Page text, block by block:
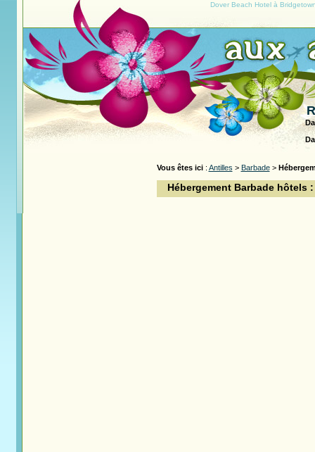
Dover Beach Hotel à
Vous êtes ici: Antilles > Barbade>
Hébergement Barbade hôtels